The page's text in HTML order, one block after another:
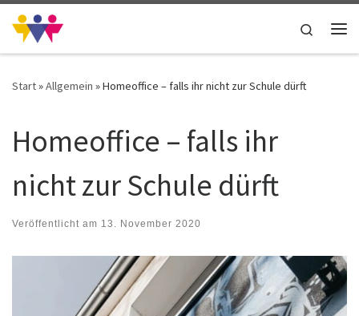
Zum Inhalt springen
Search
Start»Allgemein »Homeoffice – falls ihr nicht zur Schule dürft
Homeoffice – falls ihr
nicht zur Schule dürft
Veröffentlicht am 13. November 2020